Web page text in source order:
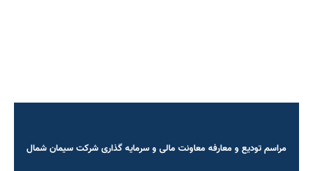
مراسم تودیع و معارفه معاونت مالی و سرمایه گذاری شرکت سیمان شمال